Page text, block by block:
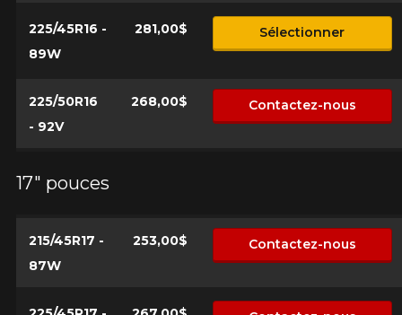
225/45R16 -
89W
281,00$ Sélectionner
225/50R16
- 92V
268,00$ Contactez-nous
17" pouces
215/45R17 -
87W
253,00$ Contactez-nous